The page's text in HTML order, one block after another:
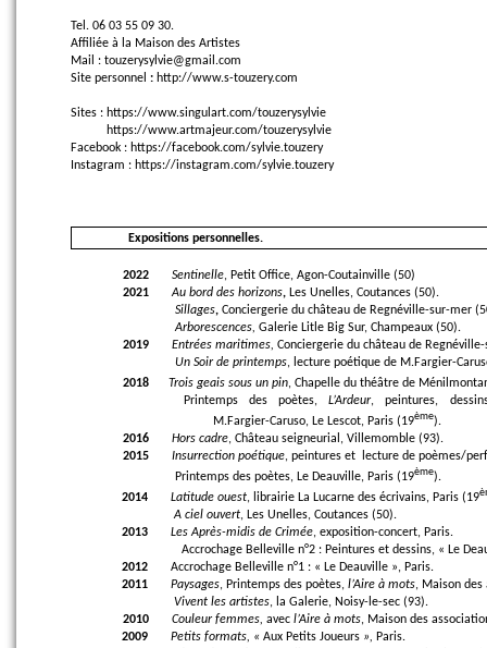
Tel. 06 03 55 09 30.
Affiliée à la Maison des Artistes
Mail : touzerysylvie@gmail.com
Site personnel : http://www.s-touzery.com
Sites : https://www.singulart.com/touzerysylvie
https://www.artmajeur.com/touzerysylvie
Facebook : https://facebook.com/sylvie.touzery
Instagram : https://instagram.com/sylvie.touzery
Expositions personnelles.
2022 Sentinelle, Petit Office, Agon-Coutainville (50)
2021
Au bord des horizons, Les Unelles, Coutances (50).
Sillages, Conciergerie du château de Regnéville-sur-mer
Arborescences, Galerie Litle Big Sur, Champeaux (50).
2019
Entrées maritimes, Conciergerie du château de
Un Soir de printemps, lecture poétique de M.Fargier-
2018
Trois geais sous un pin, Chapelle du théâtre de
Printemps des poètes,L’Ardeur, peintures,
M.Fargier-Caruso, Le Lescot, Paris (19ème).
2016
Hors cadre, Château seigneurial, Villemomble (93).
2015
Insurrection poétique, peintures et lecture de poèmes/
Printemps des poètes, Le Deauville, Paris (19ème).
2014
Latitude ouest, librairie La Lucarne des écrivains, Paris (19
A ciel ouvert, Les Unelles, Coutances (50).
2013
Les Après-midis de Crimée, exposition-concert, Paris.
Accrochage Belleville n°2 : Peintures et dessins, « Le
2012
Accrochage Belleville n°1 : « Le Deauville », Paris.
2011
Paysages, Printemps des poètes, l’Aire à mots, Maison des
Vivent les artistes, la Galerie, Noisy-le-sec (93).
2010
Couleur femmes, avec l’Aire à mots, Maison des
2009
Petits formats, « Aux Petits Joueurs», Paris.